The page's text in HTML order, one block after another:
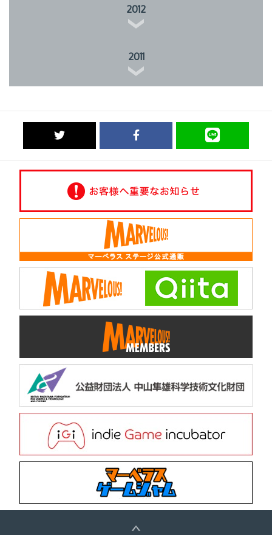
2012
2011